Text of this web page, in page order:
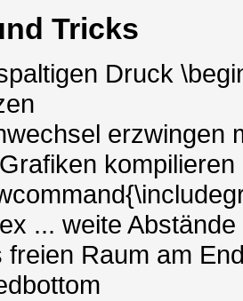
Tricks
Druck
erzwingen
kompilieren
... weite
freien Raum am